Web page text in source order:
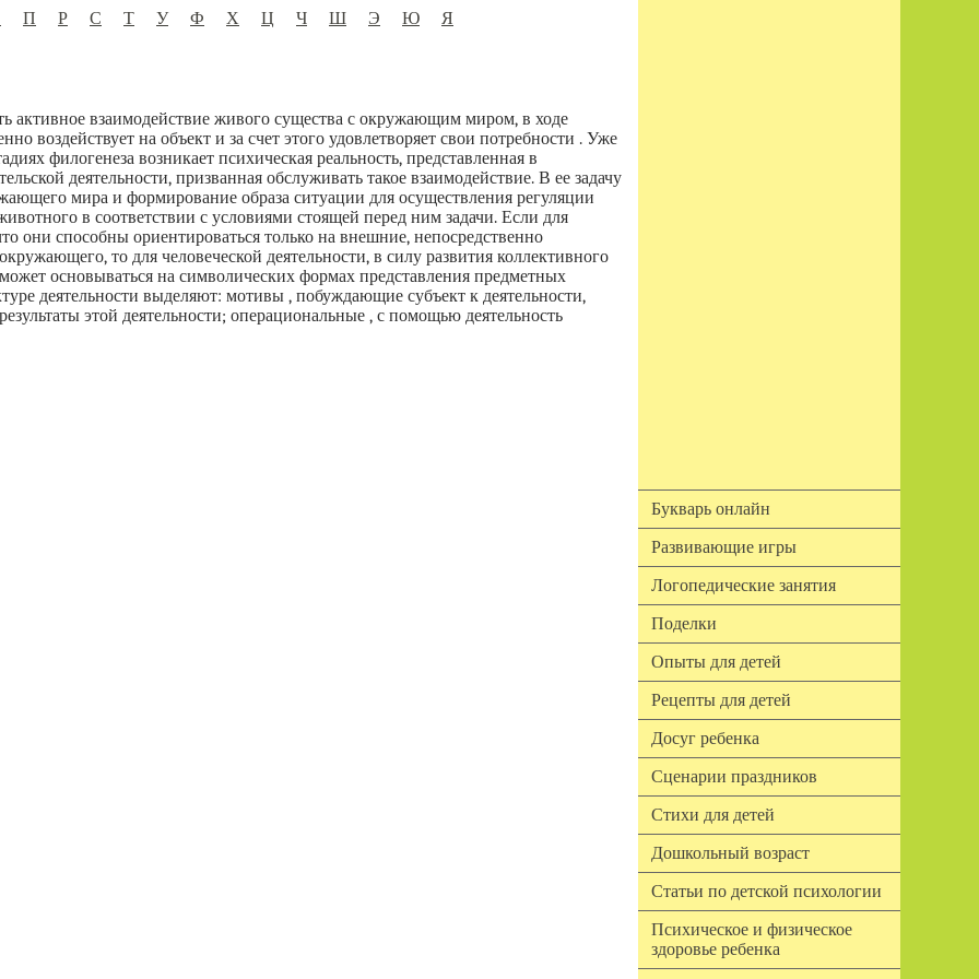
П Р С Т У Ф Х Ц Ч Ш Э Ю Я
активное взаимодействие живого существа с окружающим миром, в ходе
воздействует на объект и за счет этого удовлетворяет свои потребности . Уже
филогенеза возникает психическая реальность, представленная в
деятельности, призванная обслуживать такое взаимодействие. В ее задачу
мира и формирование образа ситуации для осуществления регуляции
в соответствии с условиями стоящей перед ним задачи. Если для
они способны ориентироваться только на внешние, непосредственно
то для человеческой деятельности, в силу развития коллективного
основываться на символических формах представления предметных
деятельности выделяют: мотивы , побуждающие субъект к деятельности,
этой деятельности; операциональные , с помощью деятельность
Букварь онлайн
Развивающие игры
Логопедические занятия
Поделки
Опыты для детей
Рецепты для детей
Досуг ребенка
Сценарии праздников
Стихи для детей
Дошкольный возраст
Статьи по детской психологии
Психическое и физическое
здоровье ребенка